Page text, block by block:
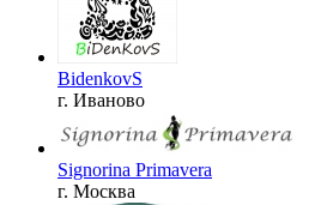
BidenkovS
г. Иваново
Signorina Primavera
г. Москва